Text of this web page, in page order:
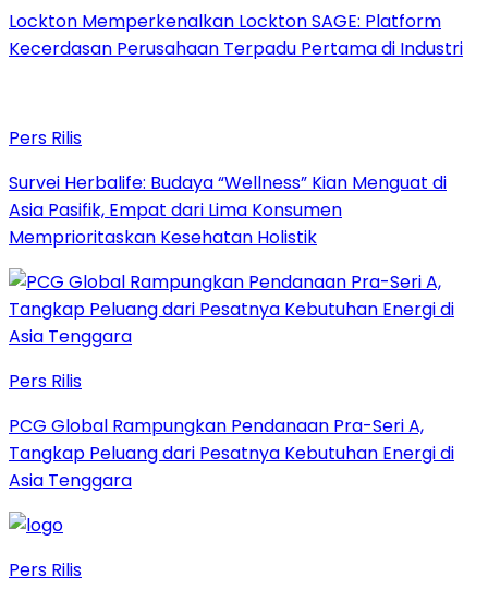
Lockton Memperkenalkan Lockton SAGE: Platform
Kecerdasan Perusahaan Terpadu Pertama di Industri
Pers Rilis
Survei Herbalife: Budaya “Wellness” Kian Menguat di
Asia Pasifik, Empat dari Lima Konsumen
Memprioritaskan Kesehatan Holistik
Pers Rilis
PCG Global Rampungkan Pendanaan Pra-Seri A,
Tangkap Peluang dari Pesatnya Kebutuhan Energi di
Asia Tenggara
Pers Rilis